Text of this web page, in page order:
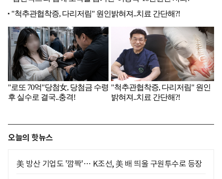
오늘의 핫뉴스
美 방산 기업도 '깜짝'… K조선, 美 배 띄울 구원투수로 등장